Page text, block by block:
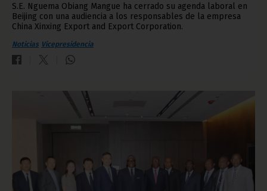
S.E. Nguema Obiang Mangue ha cerrado su agenda laboral en
Beijing con una audiencia a los responsables de la empresa
China Xinxing Export and Export Corporation.
Noticias Vicepresidencia